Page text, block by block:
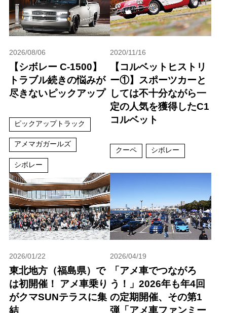
2026/08/06
【シボレー C-1500】
トラブル続きの悩みが
尽きないピックアップ
ピックアップトラック
アメマガガールズ
シボレー
2020/11/16
【コルベットヒストリ
ー①】スポーツカーと
しては不十分ながら一
定の人気を獲得したC1
コルベット
クーペ シボレー
2026/01/22
東北地方（福島県）で
は初開催！ アメ車乗り
がクマSUNテラスに集
結
2026/04/19
「アメ車でつながろ
う！」2026年も年4回
の定期開催、その第1
弾「アメ車ファンミー